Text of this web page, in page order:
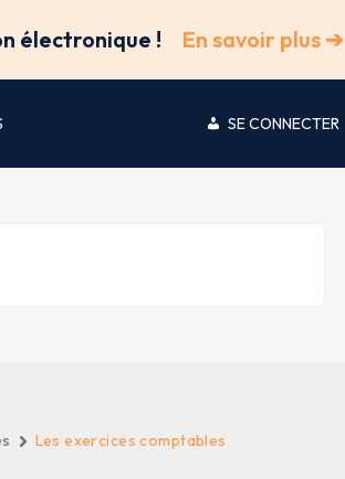
électronique ! En savoir plus ➔
SE CONNECTER
Les exercices comptables